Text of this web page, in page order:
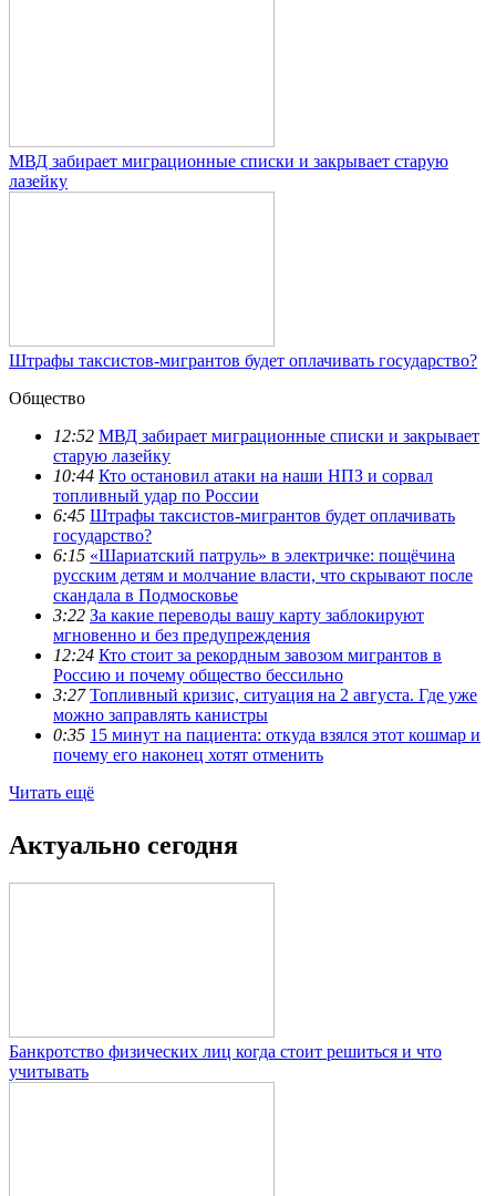
МВД забирает миграционные списки и закрывает старую
лазейку
Штрафы таксистов-мигрантов будет оплачивать государство?
Общество
12:52 МВД забирает миграционные списки и закрывает
старую лазейку
10:44 Кто остановил атаки на наши НПЗ и сорвал
топливный удар по России
6:45 Штрафы таксистов-мигрантов будет оплачивать
государство?
6:15 «Шариатский патруль» в электричке: пощёчина
русским детям и молчание власти, что скрывают после
скандала в Подмосковье
3:22 За какие переводы вашу карту заблокируют
мгновенно и без предупреждения
12:24 Кто стоит за рекордным завозом мигрантов в
Россию и почему общество бессильно
3:27 Топливный кризис, ситуация на 2 августа. Где уже
можно заправлять канистры
0:35 15 минут на пациента: откуда взялся этот кошмар и
почему его наконец хотят отменить
Читать ещё
Актуально сегодня
Банкротство физических лиц когда стоит решиться и что
учитывать